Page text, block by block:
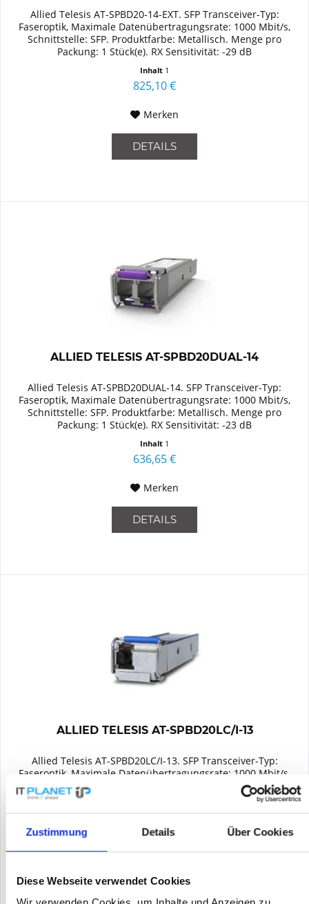
Zustimmung Details Über Cookies
Diese Webseite verwendet Cookies
Allied Telesis AT-SPBD20-14-EXT. SFP Transceiver-Typ:
Faseroptik, Maximale Datenübertragungsrate: 1000 Mbit/s,
Schnittstelle: SFP. Produktfarbe: Metallisch. Menge pro
Packung: 1 Stück(e). RX Sensitivität: -29 dB
Inhalt 1
825,10 €
Merken
DETAILS
ALLIED TELESIS AT-SPBD20DUAL-14
Allied Telesis AT-SPBD20DUAL-14. SFP Transceiver-Typ:
Faseroptik, Maximale Datenübertragungsrate: 1000 Mbit/s,
Schnittstelle: SFP. Produktfarbe: Metallisch. Menge pro
Packung: 1 Stück(e). RX Sensitivität: -23 dB
Inhalt 1
636,65 €
Merken
DETAILS
ALLIED TELESIS AT-SPBD20LC/I-13
Allied Telesis AT-SPBD20LC/I-13. SFP Transceiver-Typ:
Faseroptik, Maximale Datenübertragungsrate: 1000 Mbit/s,
Schnittstelle: SFP. Produktfarbe: Silber. Menge pro Packung: 1
Inhalt1
393,45 €